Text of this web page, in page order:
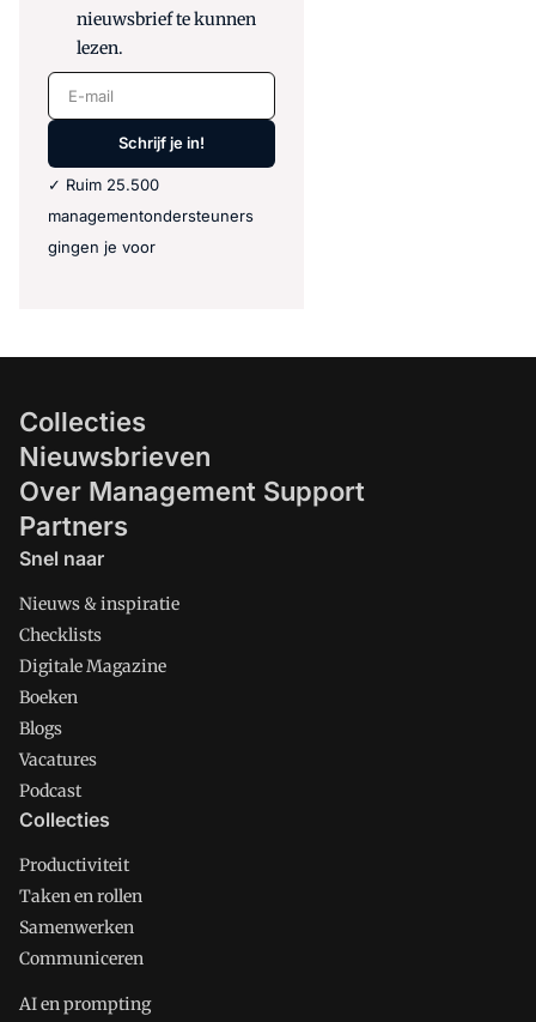
nieuwsbrief te kunnen
lezen.
E-mail
Schrijf je in!
✓ Ruim 25.500
managementondersteuners
gingen je voor
Collecties
Nieuwsbrieven
Over Management Support
Partners
Snel naar
Nieuws & inspiratie
Checklists
Digitale Magazine
Boeken
Blogs
Vacatures
Podcast
Collecties
Productiviteit
Taken en rollen
Samenwerken
Communiceren
AI en prompting